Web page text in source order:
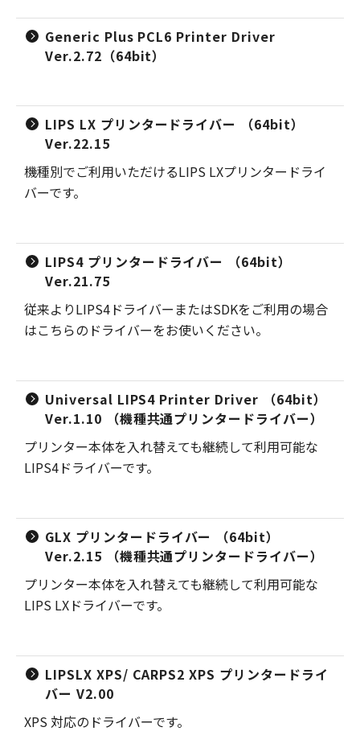
Generic Plus PCL6 Printer Driver
Ver.2.72（64bit）
LIPS LX プリンタードライバー （64bit）
Ver.22.15
機種別でご利用いただけるLIPS LXプリンタードライ
バーです。
LIPS4 プリンタードライバー （64bit）
Ver.21.75
従来よりLIPS4ドライバーまたはSDKをご利用の場合
はこちらのドライバーをお使いください。
Universal LIPS4 Printer Driver （64bit）
Ver.1.10 （機種共通プリンタードライバー）
プリンター本体を入れ替えても継続して利用可能な
LIPS4ドライバーです。
GLX プリンタードライバー （64bit）
Ver.2.15 （機種共通プリンタードライバー）
プリンター本体を入れ替えても継続して利用可能な
LIPS LXドライバーです。
LIPSLX XPS/ CARPS2 XPS プリンタードライ
バー V2.00
XPS 対応のドライバーです。